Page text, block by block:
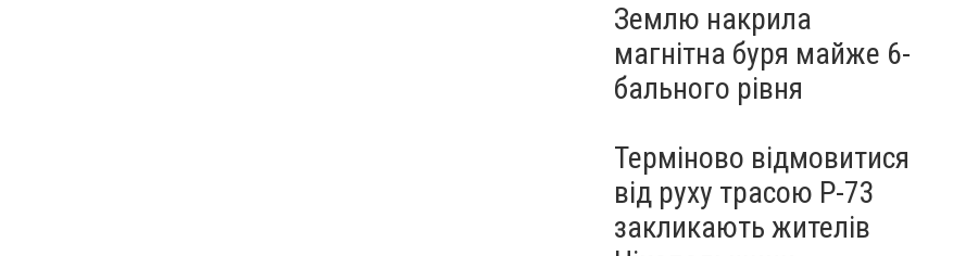
Землю накрила
магнітна буря майже 6-
бального рівня
Терміново відмовитися
від руху трасою Р-73
закликають жителів